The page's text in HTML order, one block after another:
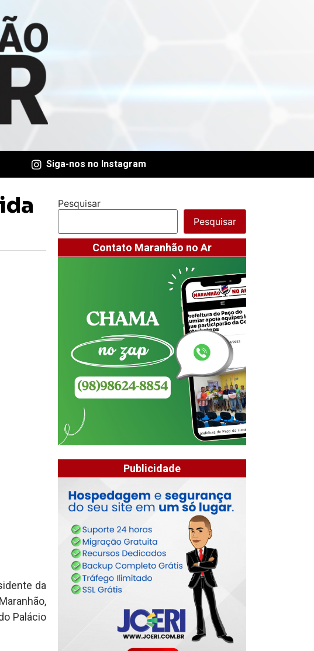
Siga-nos no Instagram
da
Palácio
Pesquisar
Pesquisar
Contato Maranhão no Ar
Publicidade